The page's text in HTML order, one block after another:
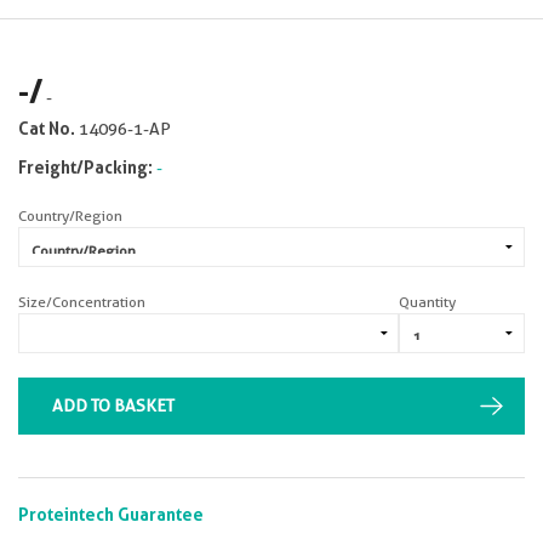
-/-
Cat No. 14096-1-AP
Freight/Packing: -
Country/Region
Size/Concentration Quantity
ADD TO BASKET
Proteintech Guarantee